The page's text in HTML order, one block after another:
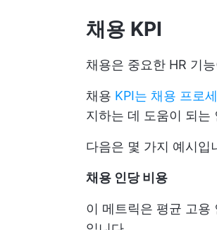
채용 KPI
채용은 중요한 HR 기
채용 KPI는 채용 프로
지하는 데 도움이 되는
다음은 몇 가지 예시입
채용 인당 비용
이 메트릭은 평균 고용